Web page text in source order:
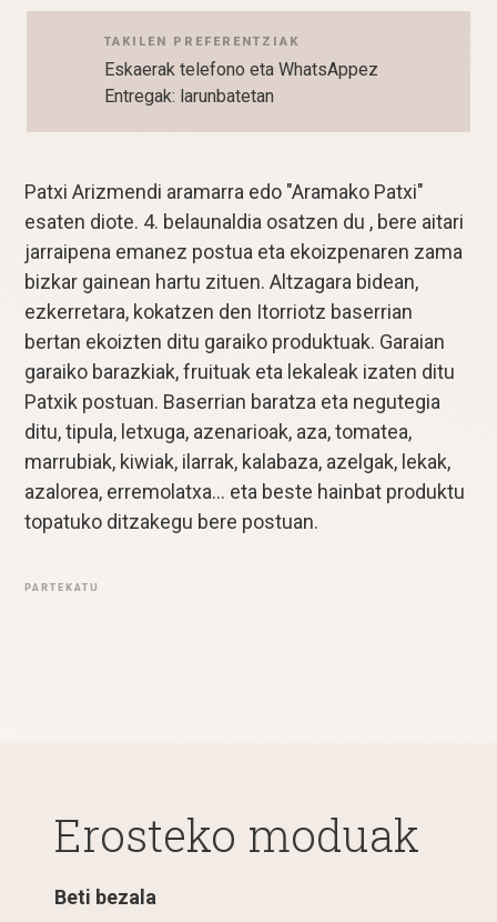
TAKILEN PREFERENTZIAK
Eskaerak telefono eta WhatsAppez
Entregak: larunbatetan
Patxi Arizmendi aramarra edo "Aramako Patxi"
esaten diote. 4. belaunaldia osatzen du , bere aitari
jarraipena emanez postua eta ekoizpenaren zama
bizkar gainean hartu zituen. Altzagara bidean,
ezkerretara, kokatzen den Itorriotz baserrian
bertan ekoizten ditu garaiko produktuak. Garaian
garaiko barazkiak, fruituak eta lekaleak izaten ditu
Patxik postuan. Baserrian baratza eta negutegia
ditu, tipula, letxuga, azenarioak, aza, tomatea,
marrubiak, kiwiak, ilarrak, kalabaza, azelgak, lekak,
azalorea, erremolatxa... eta beste hainbat produktu
topatuko ditzakegu bere postuan.
PARTEKATU
Erosteko moduak
Beti bezala